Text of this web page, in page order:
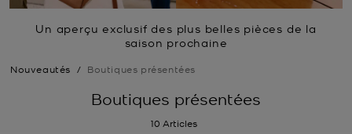
Un aperçu exclusif des plus belles pièces de la
saison prochaine
Nouveautés / Boutiques présentées
Boutiques présentées
10 Articles